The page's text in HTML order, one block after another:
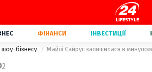
ФІНАНСИ ІНВЕСТИЦІЇ
бізнесу
2